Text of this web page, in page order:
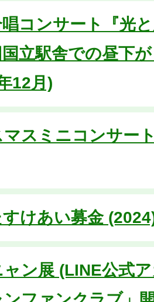
コンサート『光
立駅舎での昼下
12月)
マスミニコンサー
けあい募金
ャン展 (LINE公式